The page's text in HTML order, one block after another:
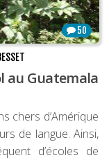
50
au Guatemala
chers d’Amérique
de langue. Ainsi,
d’écoles de